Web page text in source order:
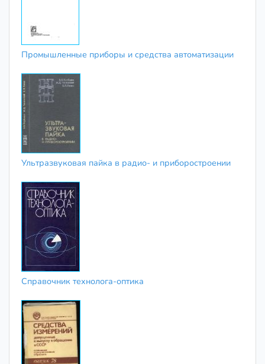
Промышленные приборы и средства автоматизации
Ультразвуковая пайка в радио- и приборостроении
Справочник технолога-оптика